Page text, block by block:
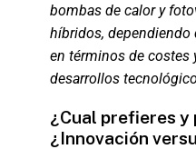
bombas de calor y
híbridos, dependiendo
en términos de costes
desarrollos
¿Cual prefieres y
¿Innovación